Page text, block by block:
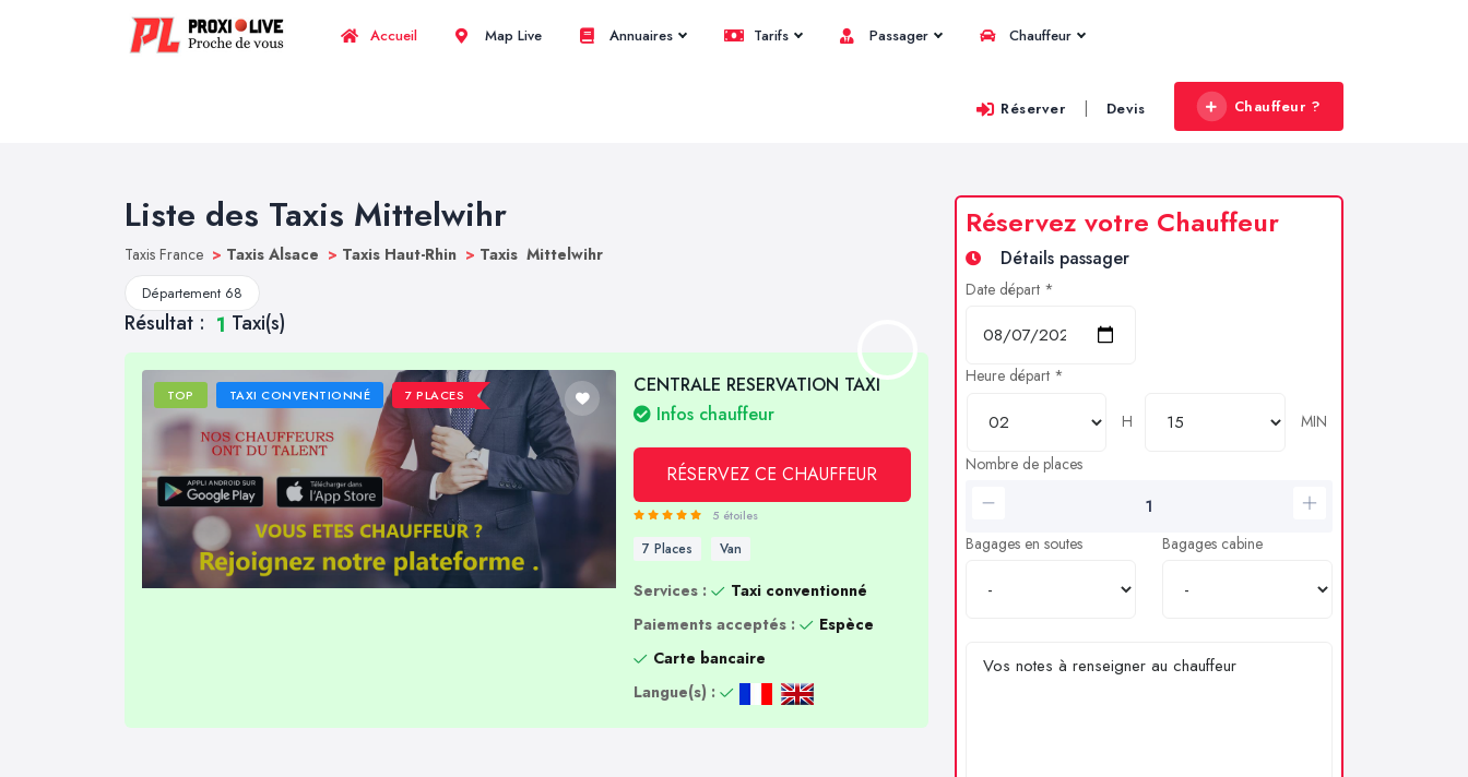
Accueil Map Live Annuaires Tarifs Passager Chauffeur
Réserver | Devis Chauffeur ?
Liste des Taxis Mittelwihr
Taxis France > Taxis Alsace > Taxis Haut-Rhin > Taxis Mittelwihr
Département 68
Résultat : 1 Taxi(s)
TOP TAXI CONVENTIONNÉ 7 PLACES
CENTRALE RESERVATION TAXI
Infos chauffeur
RÉSERVEZ CE CHAUFFEUR
5 étoiles
7 Places Van
Services :
Taxi conventionné
Paiements acceptés :
Espèce
Carte bancaire
Langue(s) :
Réservez votre Chauffeur
Détails passager
Date départ *
Heure départ *
H
MIN
Nombre de places
Bagages en soutes Bagages cabine